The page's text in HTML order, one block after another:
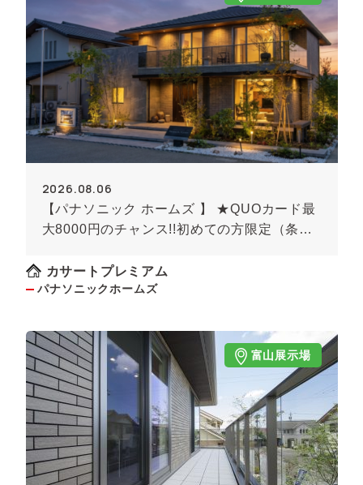
2026.08.06
【パナソニック ホームズ 】 ★QUOカード最
大8000円のチャンス!!初めての方限定（条件
カサートプレミアム
パナソニックホームズ
富山展示場